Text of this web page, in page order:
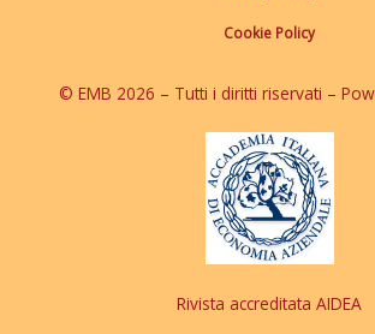
Cookie Policy
© EMB 2026 – Tutti i diritti riservati –
Rivista accreditata AIDEA